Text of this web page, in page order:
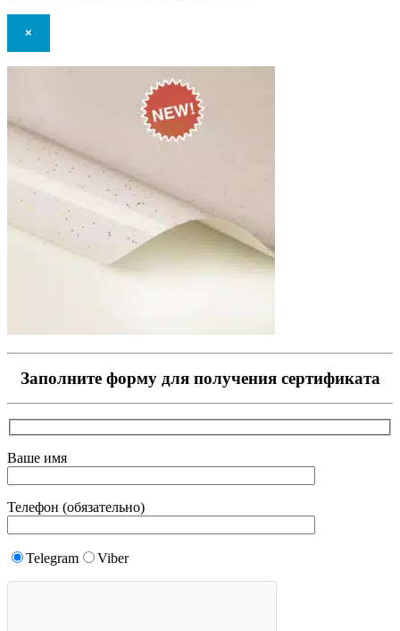
×
Заполните форму для получения сертификата
Ваше имя
Телефон (обязательно)
Telegram Viber